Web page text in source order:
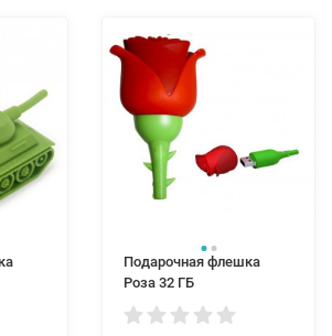
Подарочная флешка
Роза 32 ГБ